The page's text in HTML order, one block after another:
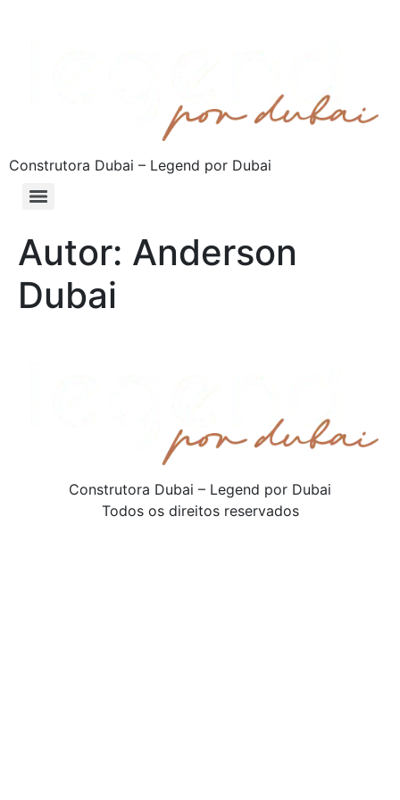
Construtora Dubai – Legend por Dubai
Autor: Anderson
Dubai
Construtora Dubai – Legend por Dubai
Todos os direitos reservados